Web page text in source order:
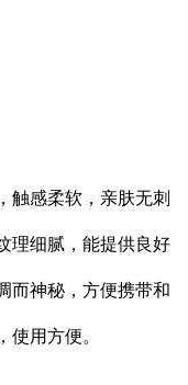
触感柔软，亲肤无刺
理细腻，能提供良好
而神秘，方便携带和
使用方便。